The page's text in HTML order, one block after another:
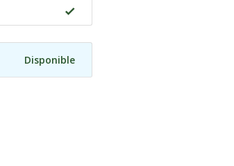
Disponible